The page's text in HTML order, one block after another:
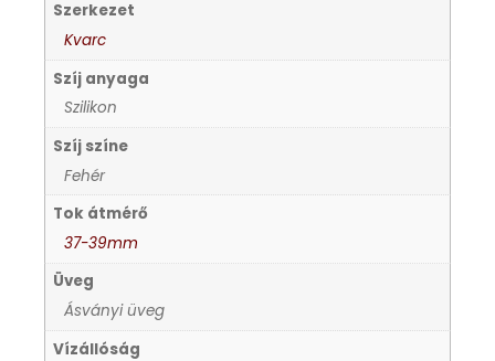
Szerkezet
Kvarc
Szíj anyaga
Szilikon
Szíj színe
Fehér
Tok átmérő
37-39mm
Üveg
Ásványi üveg
Vízállóság
ICE WATCH
KANDALLÓÓRÁK
KENNETH COLE
LORUS
LOTUS STYLE
MÁRKÁS KARÓRA SZÍJAK